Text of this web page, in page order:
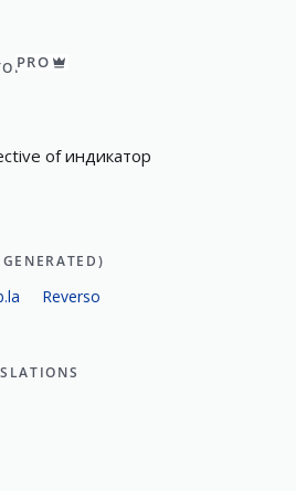
PRO
of индикатор
Reverso